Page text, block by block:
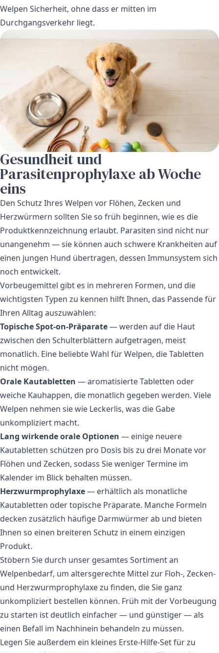
Welpen Sicherheit, ohne dass er mitten im
Durchgangsverkehr liegt.
Gesundheit und
Parasitenprophylaxe ab Woche
eins
Den Schutz Ihres Welpen vor Flöhen, Zecken und
Herzwürmern sollten Sie so früh beginnen, wie es die
Produktkennzeichnung erlaubt. Parasiten sind nicht nur
unangenehm — sie können auch schwere Krankheiten auf
einen jungen Hund übertragen, dessen Immunsystem sich
noch entwickelt.
Vorbeugemittel gibt es in mehreren Formen, und die
wichtigsten Typen zu kennen hilft Ihnen, das Passende für
Ihren Alltag auszuwählen:
Topische Spot-on-Präparate— werden auf die Haut
zwischen den Schulterblättern aufgetragen, meist
monatlich. Eine beliebte Wahl für Welpen, die Tabletten
nicht mögen.
Orale Kautabletten — aromatisierte Tabletten oder
weiche Kauhappen, die monatlich gegeben werden. Viele
Welpen nehmen sie wie Leckerlis, was die Gabe
unkompliziert macht.
Lang wirkende orale Optionen — einige neuere
Kautabletten schützen pro Dosis bis zu drei Monate vor
Flöhen und Zecken, sodass Sie weniger Termine im
Kalender im Blick behalten müssen.
Herzwurmprophylaxe— erhältlich als monatliche
Kautabletten oder topische Präparate. Manche Formeln
decken zusätzlich häufige Darmwürmer ab und bieten
Ihnen so einen breiteren Schutz in einem einzigen
Produkt.
Stöbern Sie durch unser gesamtes Sortiment an
Welpenbedarf, um altersgerechte Mittel zur Floh-, Zecken-
und Herzwurmprophylaxe zu finden, die Sie ganz
unkompliziert bestellen können. Früh mit der Vorbeugung
zu starten ist deutlich einfacher — und günstiger — als
einen Befall im Nachhinein behandeln zu müssen.
Legen Sie außerdem ein kleines Erste-Hilfe-Set für zu